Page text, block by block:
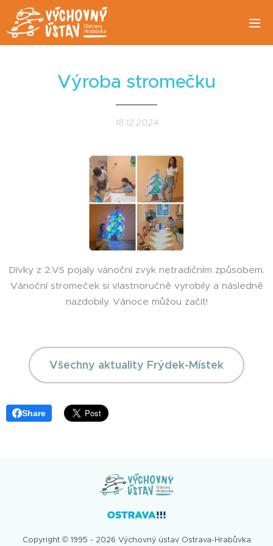
Výroba stromečku
18.12.2024
Dívky z 2.VS pojaly vánoční zvyk netradičním způsobem.
Vánoční stromeček si vlastnoručně vyrobily a následně
nazdobily. Vánoce můžou začít!
Všechny aktuality Frýdek-Místek
Share
Copyright © 1995 - 2026 Výchovný ústav Ostrava-Hrabůvka